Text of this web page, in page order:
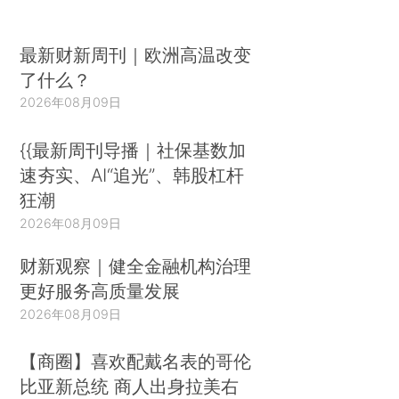
最新财新周刊｜欧洲高温改变
了什么？
2026年08月09日
{{最新周刊导播｜社保基数加
速夯实、AI“追光”、韩股杠杆
狂潮
2026年08月09日
财新观察｜健全金融机构治理
更好服务高质量发展
2026年08月09日
【商圈】喜欢配戴名表的哥伦
比亚新总统 商人出身拉美右